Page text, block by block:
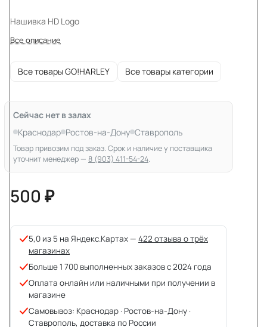
Нашивка HD Logo
Все описание
Все товары GO!HARLEY Все товары категории
Сейчас нет в залах
Краснодар Ростов-на-Дону Ставрополь
Товар привозим под заказ. Срок и наличие у поставщика
уточнит менеджер — 8 (903) 411-54-24.
500 ₽
5,0 из 5 на Яндекс.Картах — 422 отзыва о трёх
магазинах
Больше 1 700 выполненных заказов с 2024 года
Оплата онлайн или наличными при получении в
магазине
Самовывоз: Краснодар · Ростов-на-Дону ·
Ставрополь, доставка по России